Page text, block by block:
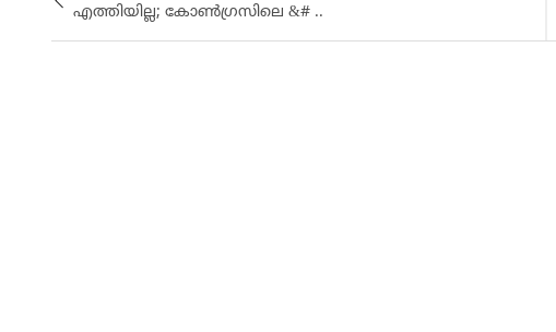
എത്തിയില്ല; കോൺഗ്രസിലെ &# ..